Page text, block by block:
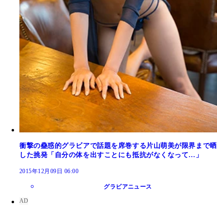
衝撃の蠱惑的グラビアで話題を席巻する片山萌美が限界まで晒
した挑発「自分の体を出すことにも抵抗がなくなって…」
2015年12月09日 06:00
グラビアニュース